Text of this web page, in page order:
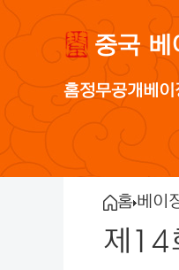
중국 베
홈정무공개베
홈 베이
제14